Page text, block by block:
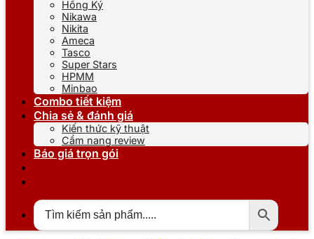
Hồng Ký
Nikawa
Nikita
Ameca
Tasco
Super Stars
HPMM
Minbao
Combo tiết kiệm
Chia sẻ & đánh giá
Kiến thức kỹ thuật
Cẩm nang review
Báo giá trọn gói